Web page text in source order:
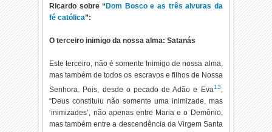
Ricardo sobre “ Dom Bosco e as três alvuras da
fé católica”:
O terceiro inimigo da nossa alma: Satanás
Este terceiro, não é somente Inimigo de nossa alma,
mas também de todos os escravos e filhos de Nossa
Senhora. Pois, desde o pecado de Adão e Eva13,
“Deus constituiu não somente uma inimizade, mas
‘inimizades’, não apenas entre Maria e o Demônio,
mas também entre a descendência da Virgem Santa